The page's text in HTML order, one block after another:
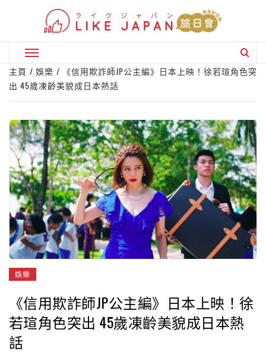
Primary
Menu
主頁 娛樂
《信用欺詐師JP公主編》日本上映！徐若瑄角色突
出 45歲凍齡美貌成日本熱話
娛樂
《信用欺詐師JP公主編》日本上映！徐
若瑄角色突出 45歲凍齡美貌成日本熱
話